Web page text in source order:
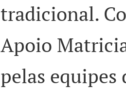
tradicional.
Apoio
pelas equipes